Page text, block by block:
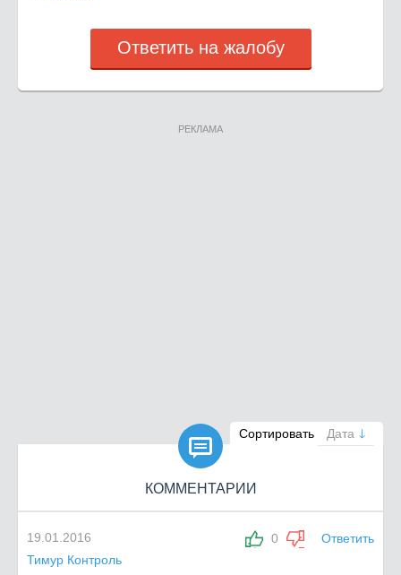
Ответить на жалобу
РЕКЛАМА
Сортировать Дата

КОММЕНТАРИИ
0 Ответить
19.01.2016
Тимур Контроль